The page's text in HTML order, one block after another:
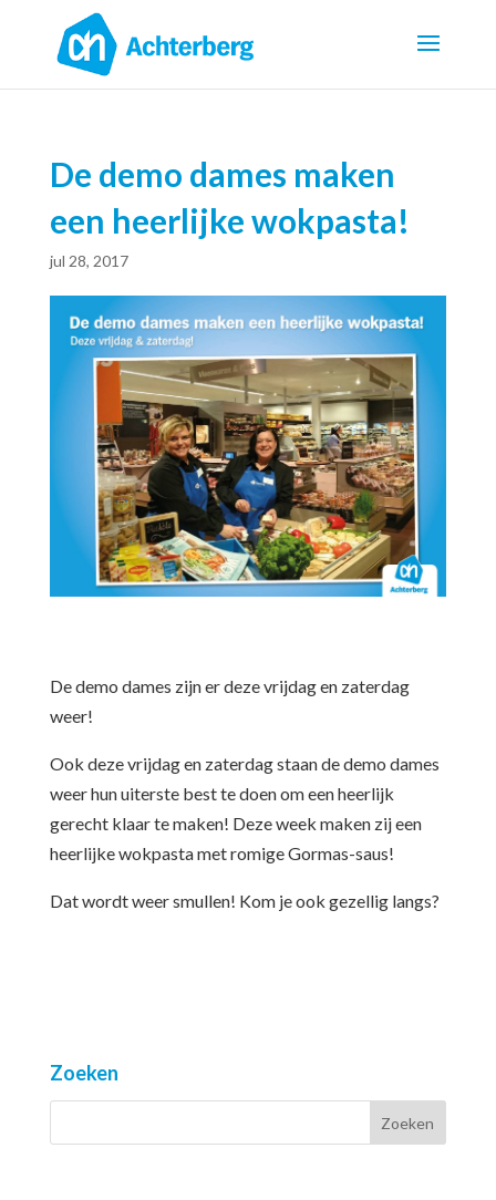
De demo dames maken
een heerlijke wokpasta!
jul 28, 2017
De demo dames zijn er deze vrijdag en zaterdag
weer!
Ook deze vrijdag en zaterdag staan de demo dames
weer hun uiterste best te doen om een heerlijk
gerecht klaar te maken! Deze week maken zij een
heerlijke wokpasta met romige Gormas-saus!
Dat wordt weer smullen! Kom je ook gezellig langs?
Zoeken